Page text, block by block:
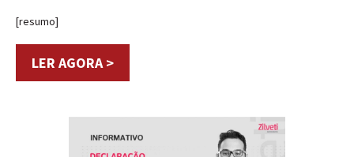
[resumo]
LER AGORA >